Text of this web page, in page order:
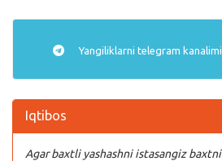
Yangiliklarni telegram
Iqtibos
Agar baxtli yashashni istasangiz baxtni